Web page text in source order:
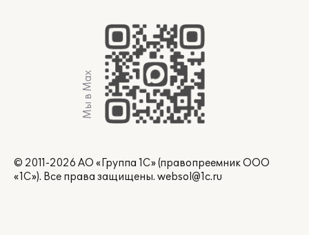
Мы в Max
© 2011-2026 АО «Группа 1С» (правопреемник ООО
«1С»). Все права защищены. websol@1c.ru